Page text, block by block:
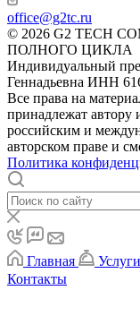
office@g2tc.ru
© 2026 G2 TECH
ПОЛНОГО ЦИКЛА
Индивидуальный
Геннадьевна ИНН
Все права на
принадлежат автору
российским и
авторском праве и
Политика
Главная Услуги
Контакты